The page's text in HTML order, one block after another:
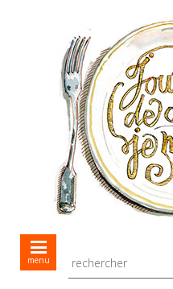
menu
Mes menus jour après jour
Mes recettes de saison